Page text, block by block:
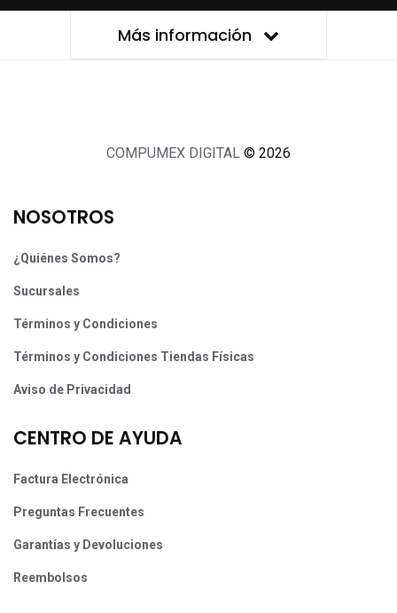
Más información
COMPUMEX DIGITAL © 2026
NOSOTROS
¿Quiénes Somos?
Sucursales
Términos y Condiciones
Términos y Condiciones Tiendas Físicas
Aviso de Privacidad
CENTRO DE AYUDA
Factura Electrónica
Preguntas Frecuentes
Garantías y Devoluciones
Reembolsos